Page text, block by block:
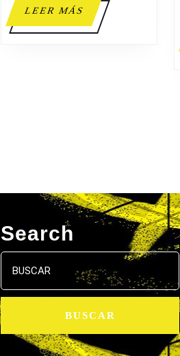
LEER MÁSLEER
MÁS
Search
Buscar: